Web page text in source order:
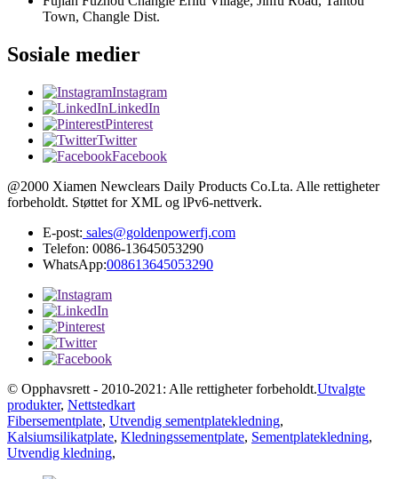
Town, Changle Dist.
Sosiale medier
Instagram
LinkedIn
Pinterest
Twitter
Facebook
@2000 Xiamen Newclears Daily Products Co.Lta. Alle rettigheter
forbeholdt. Støttet for XML og lPv6-nettverk.
E-post: sales@goldenpowerfj.com
Telefon: 0086-13645053290
WhatsApp:008613645053290
© Opphavsrett - 2010-2021: Alle rettigheter forbeholdt.Utvalgte
produkter, Nettstedkart
Fibersementplate, Utvendig sementplatekledning,
Kalsiumsilikatplate, Kledningssementplate, Sementplatekledning,
Utvendig kledning,